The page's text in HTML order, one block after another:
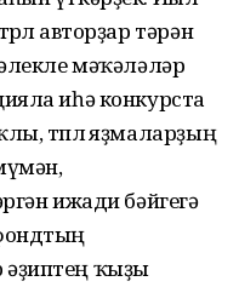
авторҙар тәрән
мәҡәләләр
иһә конкурста
төплө яҙмаларҙың
ижади бәйгегә
ҡыҙы